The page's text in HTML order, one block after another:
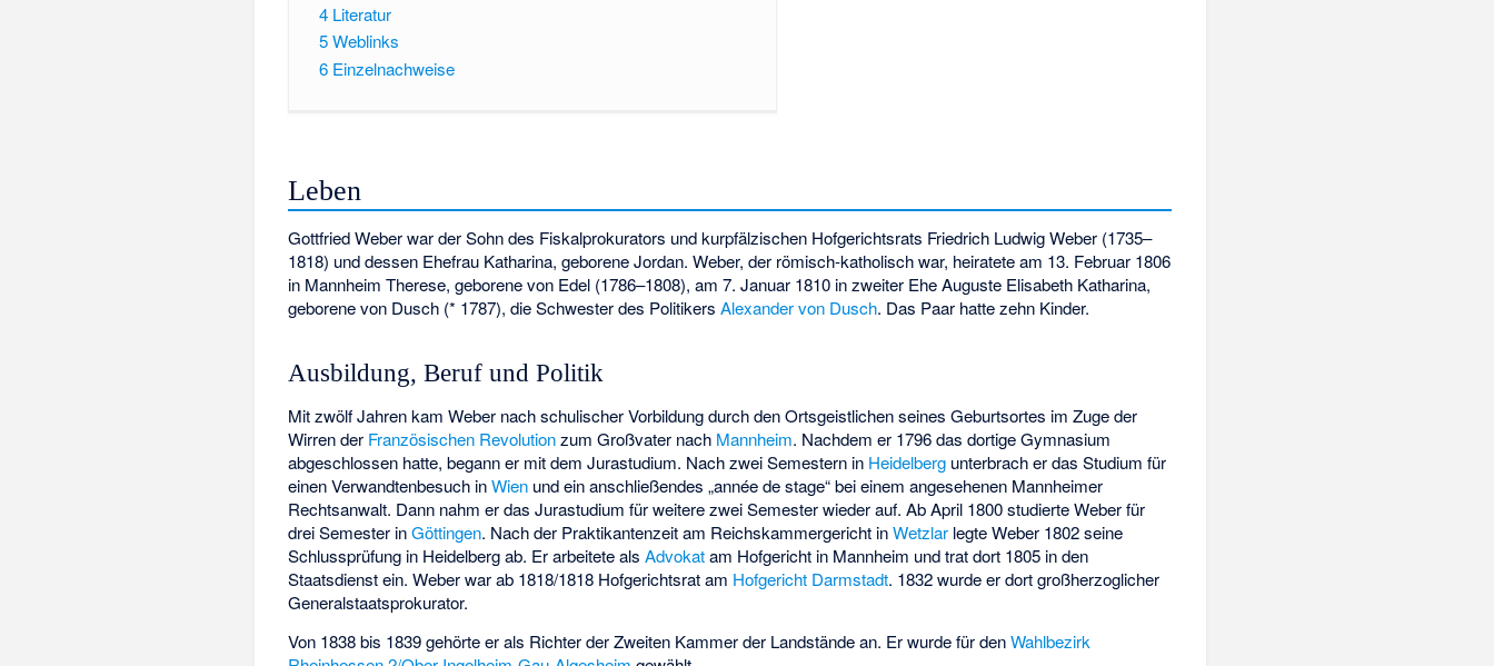
4 Literatur
5Weblinks
6 Einzelnachweise
Leben
Gottfried Weber war der Sohn des Fiskalprokurators und kurpfälzischen Hofgerichtsrats Friedrich Ludwig Weber (1735–
1818) und dessen Ehefrau Katharina, geborene Jordan. Weber, der römisch-katholisch war, heiratete am 13. Februar 1806
in Mannheim Therese, geborene von Edel (1786–1808), am 7. Januar 1810 in zweiter Ehe Auguste Elisabeth Katharina,
geborene von Dusch (* 1787), die Schwester des PolitikersAlexander von Dusch. Das Paar hatte zehn Kinder.
Ausbildung, Beruf und Politik
Mit zwölf Jahren kam Weber nach schulischer Vorbildung durch den Ortsgeistlichen seines Geburtsortes im Zuge der
Wirren der Französischen Revolutionzum Großvater nach Mannheim. Nachdem er 1796 das dortige Gymnasium
abgeschlossen hatte, begann er mit dem Jurastudium. Nach zwei Semestern in Heidelberg unterbrach er das Studium für
einen Verwandtenbesuch inWien und ein anschließendes „année de stage“ bei einem angesehenen Mannheimer
Rechtsanwalt. Dann nahm er das Jurastudium für weitere zwei Semester wieder auf. Ab April 1800 studierte Weber für
drei Semester inGöttingen. Nach der Praktikantenzeit am Reichskammergericht inWetzlar legte Weber 1802 seine
Schlussprüfung in Heidelberg ab. Er arbeitete alsAdvokatam Hofgericht in Mannheim und trat dort 1805 in den
Staatsdienst ein. Weber war ab 1818/1818 Hofgerichtsrat am Hofgericht Darmstadt. 1832 wurde er dort großherzoglicher
Generalstaatsprokurator.
Von 1838 bis 1839 gehörte er als Richter der Zweiten Kammer der Landstände an. Er wurde für denWahlbezirk